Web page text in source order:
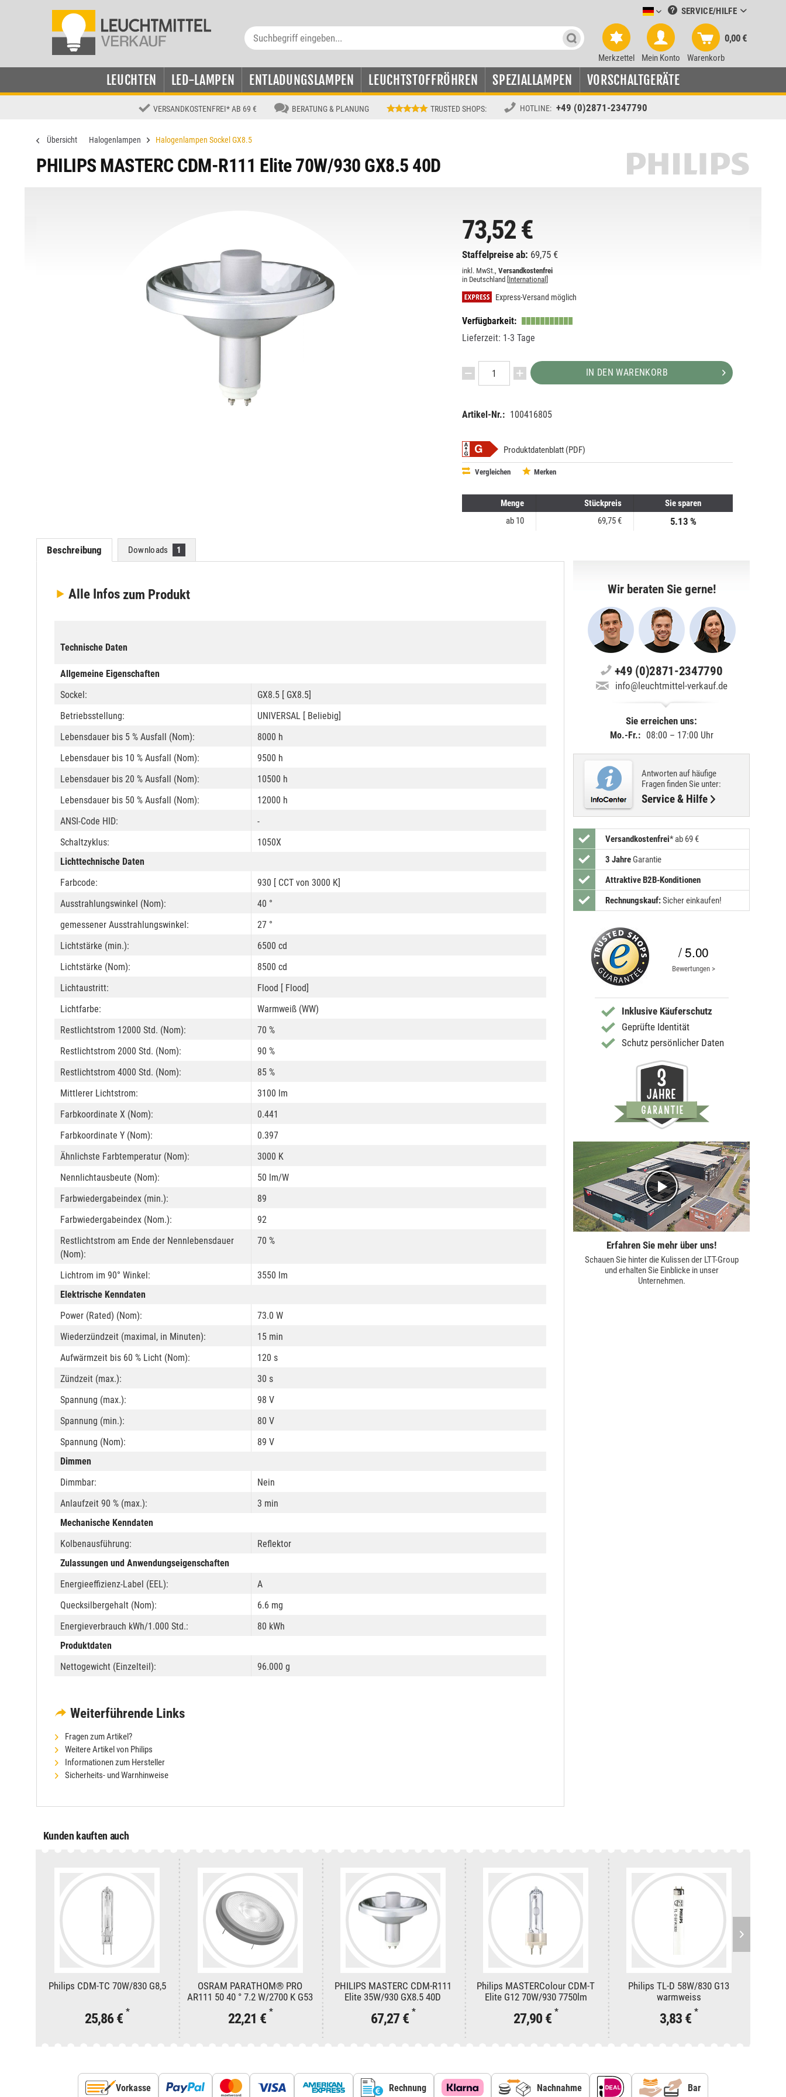
Leuchtmittel-Verkauf deutsch
SERVICE/HILFE
Merkzettel Mein Konto Warenkorb
0,00 €
LEUCHTEN LED-LAMPEN ENTLADUNGSLAMPEN LEUCHTSTOFFRÖHREN SPEZIALLAMPEN VORSCHALTGERÄTE
VERSANDKOSTENFREI* AB 69 € BERATUNG & PLANUNG TRUSTED SHOPS: HOTLINE: +49 (0)2871-2347790
Übersicht Halogenlampen Halogenlampen Sockel GX8.5
PHILIPS MASTERC CDM-R111 Elite 70W/930 GX8.5 40D
73,52 €
Staffelpreise ab: 69,75 €
inkl. MwSt., Versandkostenfrei
in Deutschland [ International
Express-Versand möglich
Verfügbarkeit:
Lieferzeit: 1-3 Tage
IN DEN WARENKORB
Artikel-Nr.: 100416805
Produktdatenblatt (PDF)
Vergleichen Merken
Menge Stückpreis
Sie sparen
ab 10 69,75 € 5.13 %
Beschreibung Downloads 1
Alle Infos zum Produkt
Technische Daten
Allgemeine Eigenschaften
Sockel:
GX8.5 [ GX8.5]
Betriebsstellung:
UNIVERSAL [ Beliebig]
Lebensdauer bis 5 % Ausfall (Nom):
8000 h
Lebensdauer bis 10 % Ausfall (Nom):
9500 h
Lebensdauer bis 20 % Ausfall (Nom):
10500 h
Lebensdauer bis 50 % Ausfall (Nom):
12000 h
ANSI-Code HID:
-
Schaltzyklus:
1050X
Lichttechnische Daten
Farbcode:
930 [ CCT von 3000 K]
Ausstrahlungswinkel (Nom):
40 °
gemessener Ausstrahlungswinkel:
27 °
Lichtstärke (min.):
6500 cd
Lichtstärke (Nom):
8500 cd
Lichtaustritt:
Flood [ Flood]
Lichtfarbe:
Warmweiß (WW)
Restlichtstrom 12000 Std. (Nom):
70 %
Restlichtstrom 2000 Std. (Nom):
90 %
Restlichtstrom 4000 Std. (Nom):
85 %
Mittlerer Lichtstrom:
3100 lm
Farbkoordinate X (Nom):
0.441
Farbkoordinate Y (Nom):
0.397
Ähnlichste Farbtemperatur (Nom):
3000 K
Nennlichtausbeute (Nom):
50 lm/W
Farbwiedergabeindex (min.):
89
Farbwiedergabeindex (Nom.):
92
Restlichtstrom am Ende der Nennlebensdauer
(Nom):
70 %
Lichtrom im 90° Winkel:
3550 lm
Elektrische Kenndaten
Power (Rated) (Nom):
73.0 W
Wiederzündzeit (maximal, in Minuten):
15 min
Aufwärmzeit bis 60 % Licht (Nom):
120 s
Zündzeit (max.):
30 s
Spannung (max.):
98 V
Spannung (min.):
80 V
Spannung (Nom):
89 V
Dimmen
Dimmbar:
Nein
Anlaufzeit 90 % (max.):
3 min
Mechanische Kenndaten
Kolbenausführung:
Reflektor
Zulassungen und Anwendungseigenschaften
Energieeffizienz-Label (EEL):
A
Quecksilbergehalt (Nom):
6.6 mg
Energieverbrauch kWh/1.000 Std.:
80 kWh
Produktdaten
Nettogewicht (Einzelteil):
96.000 g
Weiterführende Links
Fragen zum Artikel?
Weitere Artikel von Philips
Informationen zum Hersteller
Sicherheits- und Warnhinweise
Wir beraten Sie gerne!
+49 (0)2871-2347790
info@leuchtmittel-verkauf.de
Sie erreichen uns:
Mo.-Fr.: 08:00 – 17:00 Uhr
Antworten auf häufige
Fragen finden Sie unter:
Service & Hilfe
Versandkostenfrei* ab 69 €
3 Jahre Garantie
Attraktive B2B-Konditionen
Rechnungskauf:Sicher einkaufen!
/ 5.00
Bewertungen >
Inklusive Käuferschutz
Geprüfte Identität
Schutz persönlicher Daten
Erfahren Sie mehr über uns!
Schauen Sie hinter die Kulissen der LTT-Group
und erhalten Sie Einblicke in unser
Unternehmen.
Kunden kauften auch
Philips CDM-TC 70W/830 G8,5
25,86 € *
OSRAM PARATHOM® PRO
AR111 50 40 ° 7.2 W/2700 K G53
22,21 € *
PHILIPS MASTERC CDM-R111
Elite 35W/930 GX8.5 40D
67,27 € *
Philips MASTERColour CDM-T
Elite G12 70W/930 7750lm
27,90 € *
Philips TL-D 58W/830 G13
warmweiss
3,83 € *
Vorkasse Rechnung Nachnahme Bar